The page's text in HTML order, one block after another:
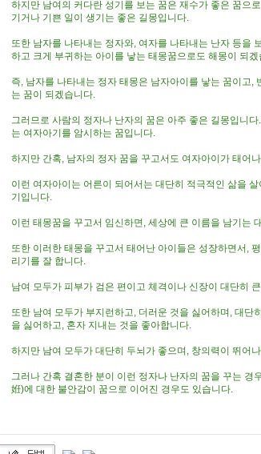
하지만 남여의 커다란 성기를 보는 꿈은 재수가 좋은 꿈으
기거나 기쁜 일이 생기는 좋은 길몽입니다.
또한 남자를 나타내는 정자와, 여자를 나타내는 난자 등을
하고 크게 부귀하는 아이를 낳는 태몽꿈으로도 해몽이 되겠
즉, 남자를 나타내는 정자 태몽은 남자아이를 낳는 꿈이고,
는 꿈이 되겠습니다.
그러므로 사람의 정자나 난자의 꿈은 아주 좋은 길몽입니
는 여자아기를 암시하는 꿈입니다.
하지만 간혹, 남자의 정자 꿈을 꾸고서도 여자아이가 태어
이런 여자아이는 어른이 되어서는 대단히 적극적인 삶을
기입니다.
이런 태몽꿈을 꾸고서 임신하면, 세상에 큰 이름을 남기는
또한 이러한 태몽을 꾸고서 태어난 아이들은 성장하면서,
리기를 잘 합니다.
남여 모두가 피부가 검은 편이고 체격이나 신장이 대단히
또한 남여 모두가 부지런하고, 더러운 것을 싫어하며, 대단
을 싫어하고, 혼자 지내는 것을 좋아합니다.
하지만 남여 모두가 대단히 두뇌가 좋으며, 창의력이 뛰어
그러나 간혹 결혼한 분이 이런 정자나 난자의 꿈을 꾸는 경
姙)에 대한 불안감이 꿈으로 이어진 경우도 있습니다.